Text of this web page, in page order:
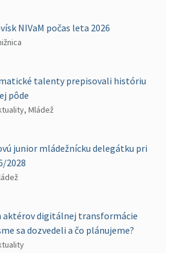
NIVaM počas leta 2026
talenty prepisovali históriu
pôde
Mládež
junior mládežnícku delegátku pri
2028
aktérov digitálnej transformácie
sa dozvedeli a čo plánujeme?